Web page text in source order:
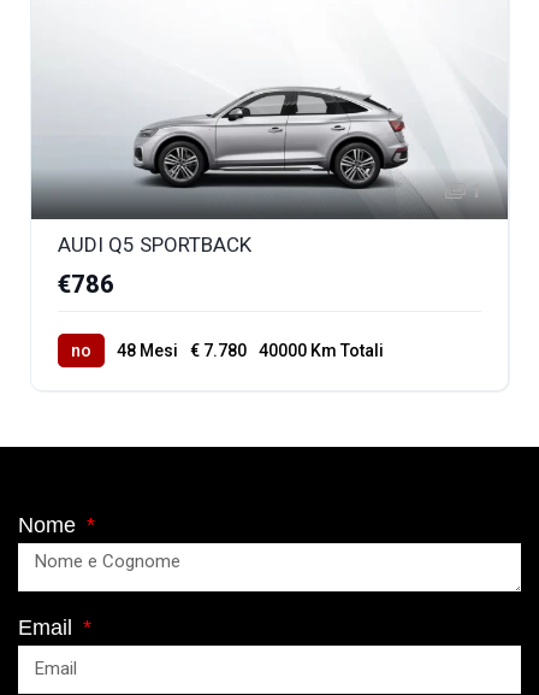
1
AUDI Q5 SPORTBACK
€786
no 48 Mesi € 7.780 40000 Km Totali
Nome
Email